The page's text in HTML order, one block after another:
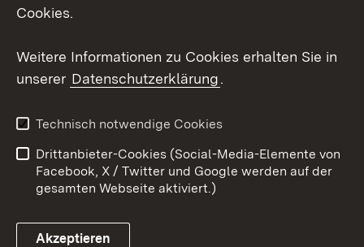
Youtube
Kontakt
Datenschutz
Barrierefreiheit
Impressum Cookies
Cookies.
Weitere Informationen zu Cookies erhalten Sie in
unserer Datenschutzerklärung.
Technisch notwendige Cookies
Drittanbieter-Cookies (Social-Media-Elemente von
Facebook, X / Twitter und Google werden auf der
gesamten Webseite aktiviert.)
Akzeptieren